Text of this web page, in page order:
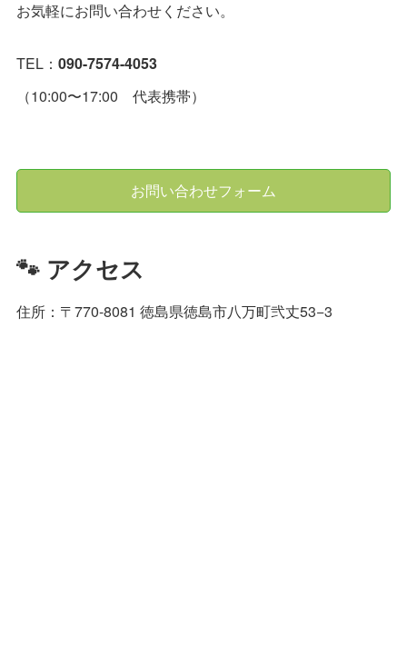
お気軽にお問い合わせください。
TEL：090-7574-4053
（10:00〜17:00 代表携帯）
お問い合わせフォーム
🐾 アクセス
住所：〒770-8081 徳島県徳島市八万町弐丈53−3